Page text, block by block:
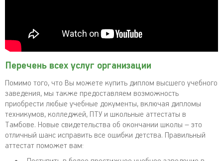
Перечень всех услуг организации
Помимо того, что Вы можете купить диплом высшего учебного
заведения, мы также предоставляем возможность
приобрести любые учебные документы, включая дипломы
техникумов, колледжей, ПТУ и школьные аттестаты в
Тамбове. Новые свидетельства об окончании школы – это
отличный шанс исправить все ошибки детства. Правильный
аттестат поможет вам: